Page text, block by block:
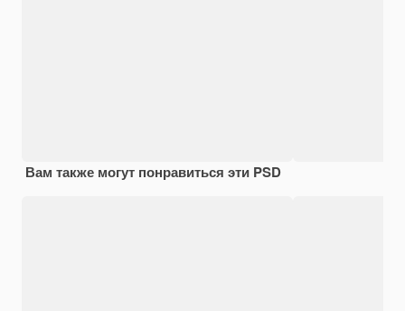
Вам также могут понравиться эти PSD